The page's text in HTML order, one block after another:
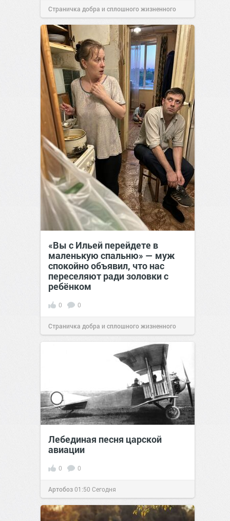
Страничка добра и сплошного жизненного
позитива!17:38Сегодня
«Вы с Ильей перейдете в
маленькую спальню» — муж
спокойно объявил, что нас
переселяют ради золовки с
ребёнком
0 0
Страничка добра и сплошного жизненного
позитива! 17:38 Сегодня
Лебединая песня царской
авиации
0 0
Артобоз01:50 Сегодня